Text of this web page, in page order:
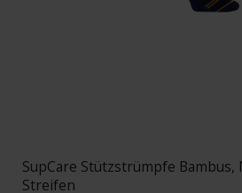
SupCare Stützstrümpfe Bambus,
Streifen